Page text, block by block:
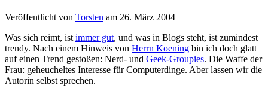
Veröffentlicht von Torsten am 26. März 2004
Was sich reimt, ist immer gut, und was in Blogs steht, ist zumindest
trendy. Nach einem Hinweis von Herrn Koening bin ich doch glatt
auf einen Trend gestoßen: Nerd- und Geek-Groupies. Die Waffe der
Frau: geheucheltes Interesse für Computerdinge. Aber lassen wir die
Autorin selbst sprechen.